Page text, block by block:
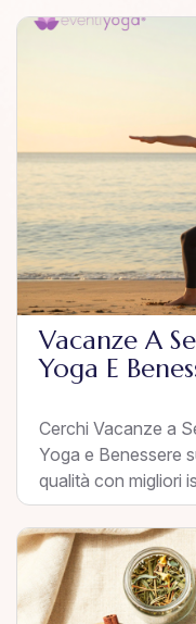
Vacanze A
Yoga E
Cerchi Vacanze a
Yoga e Benessere
qualità con migliori